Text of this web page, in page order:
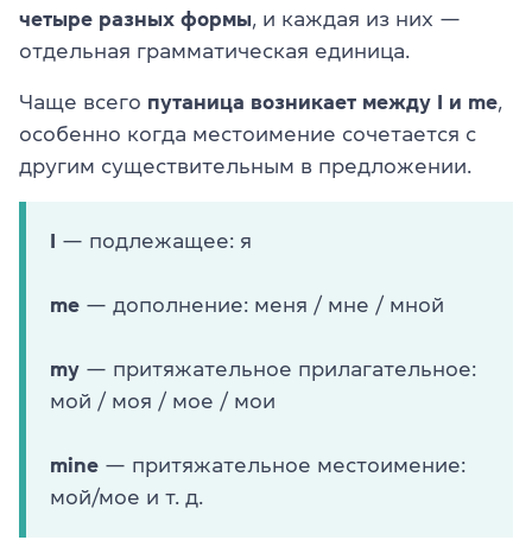
четыре разных формы , и каждая из них —
отдельная грамматическая единица.
Чаще всего путаница возникает между I и me
особенно когда местоимение сочетается с
другим существительным в предложении.
I — подлежащее: я
me — дополнение: меня / мне / мной
my — притяжательное прилагательное:
мой / моя / мое / мои
mine — притяжательное местоимение:
мой/мое и т. д.